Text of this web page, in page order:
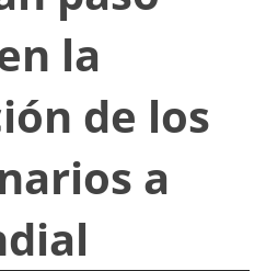
la
de los
a